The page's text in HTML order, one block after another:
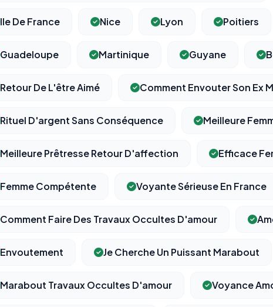
Ile De France Nice Lyon Poitiers
Guadeloupe Martinique Guyane
Retour De L'être Aimé Comment Envouter Son Ex
Rituel D'argent Sans Conséquence Meilleure
Meilleure Prêtresse Retour D'affection Efficace
Femme Compétente Voyante Sérieuse En France
Comment Faire Des Travaux Occultes D'amour
Envoutement Je Cherche Un Puissant Marabout
Marabout Travaux Occultes D'amour Voyance